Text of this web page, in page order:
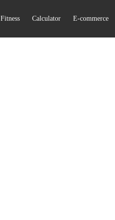
Fitness Calculator E-commerce